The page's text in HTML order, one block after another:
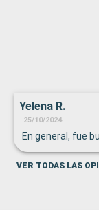
Yelena R.
25/10/2024
En general, fue
VER TODAS LAS